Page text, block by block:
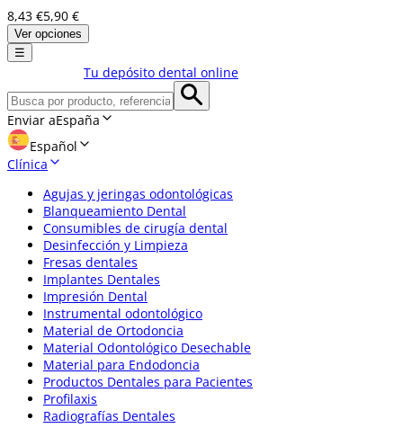
8,43 €5,90 €
Ver opciones
☰
Tu depósito dental online
Enviar aEspaña
Español
Clínica
Agujas y jeringas odontológicas
Blanqueamiento Dental
Consumibles de cirugía dental
Desinfección y Limpieza
Fresas dentales
Implantes Dentales
Impresión Dental
Instrumental odontológico
Material de Ortodoncia
Material Odontológico Desechable
Material para Endodoncia
Productos Dentales para Pacientes
Profilaxis
Radiografías Dentales